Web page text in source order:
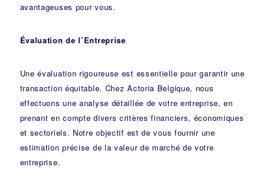
avantageuses pour vous.
Évaluation de l’Entreprise
Une évaluation rigoureuse est essentielle pour garantir une
transaction équitable. Chez Actoria Belgique, nous
effectuons une analyse détaillée de votre entreprise, en
prenant en compte divers critères financiers, économiques
et sectoriels. Notre objectif est de vous fournir une
estimation précise de la valeur de marché de votre
entreprise.